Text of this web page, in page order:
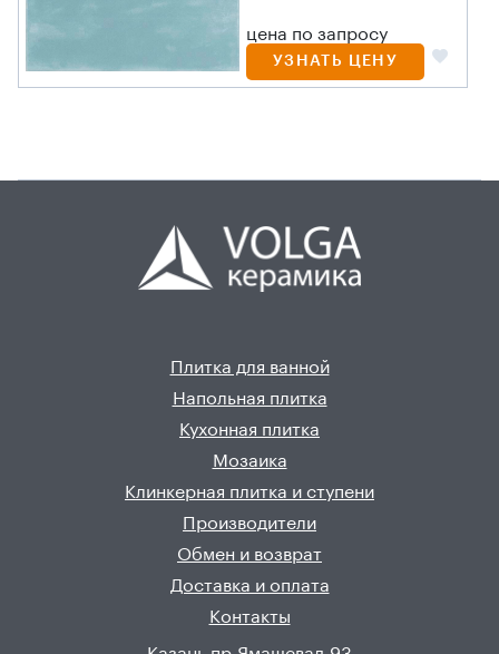
цена по запросу
УЗНАТЬ ЦЕНУ
Плитка для ванной
Напольная плитка
Кухонная плитка
Мозаика
Клинкерная плитка и ступени
Производители
Обмен и возврат
Доставка и оплата
Контакты